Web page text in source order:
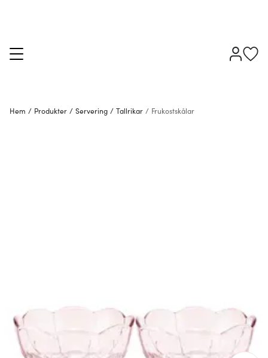
Hem / Produkter / Servering / Tallrikar / Frukostskålar